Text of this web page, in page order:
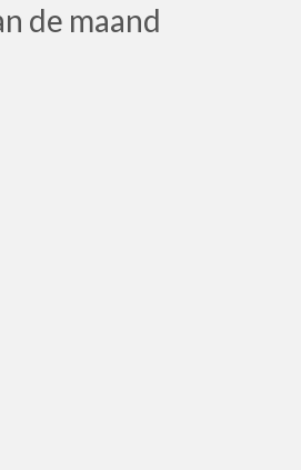
de maand